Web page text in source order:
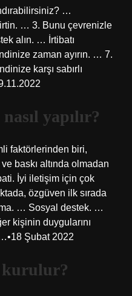
…
… 3. Bunu çevrenizle
alın. … İrtibatı
zaman ayırın. … 7.
karşı sabırlı
yapılır?
faktörlerinden biri,
baskı altında olmadan
İyi iletişim için çok
özgüven ilk sırada
… Sosyal destek. …
kişinin duygularını
Şubat 2022
kurulur?